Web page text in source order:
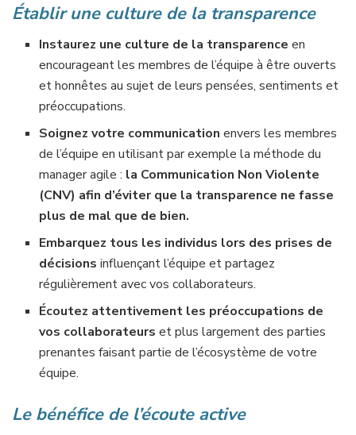
Établir une culture de la transparence
Instaurez une culture de la transparence en
encourageant les membres de l’équipe à être ouverts
et honnêtes au sujet de leurs pensées, sentiments et
préoccupations.
Soignez votre communication envers les membres
de l’équipe en utilisant par exemple la méthode du
manager agile : la Communication Non Violente
(CNV) afin d’éviter que la transparence ne fasse
plus de mal que de bien.
Embarquez tous les individus lors des prises de
décisionsinfluençant l’équipe et partagez
régulièrement avec vos collaborateurs.
Écoutez attentivement les préoccupations de
vos collaborateurs et plus largement des parties
prenantes faisant partie de l’écosystème de votre
équipe.
Le bénéfice de l’écoute active